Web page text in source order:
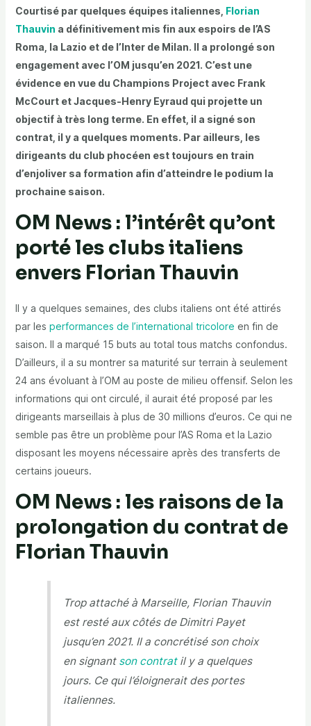
Courtisé par quelques équipes italiennes, Florian
Thauvin a définitivement mis fin aux espoirs de l’AS
Roma, la Lazio et de l’Inter de Milan. Il a prolongé son
engagement avec l’OM jusqu’en 2021. C’est une
évidence en vue du Champions Project avec Frank
McCourt et Jacques-Henry Eyraud qui projette un
objectif à très long terme. En effet, il a signé son
contrat, il y a quelques moments. Par ailleurs, les
dirigeants du club phocéen est toujours en train
d’enjoliver sa formation afin d’atteindre le podium la
prochaine saison.
OM News : l’intérêt qu’ont
porté les clubs italiens
envers Florian Thauvin
Il y a quelques semaines, des clubs italiens ont été attirés
par les performances de l’international tricolore en fin de
saison. Il a marqué 15 buts au total tous matchs confondus.
D’ailleurs, il a su montrer sa maturité sur terrain à seulement
24 ans évoluant à l’OM au poste de milieu offensif. Selon les
informations qui ont circulé, il aurait été proposé par les
dirigeants marseillais à plus de 30 millions d’euros. Ce qui ne
semble pas être un problème pour l’AS Roma et la Lazio
disposant les moyens nécessaire après des transferts de
certains joueurs.
OM News : les raisons de la
prolongation du contrat de
Florian Thauvin
Trop attaché à Marseille, Florian Thauvin
est resté aux côtés de Dimitri Payet
jusqu’en 2021. Il a concrétisé son choix
en signant son contratil y a quelques
jours. Ce qui l’éloignerait des portes
italiennes.